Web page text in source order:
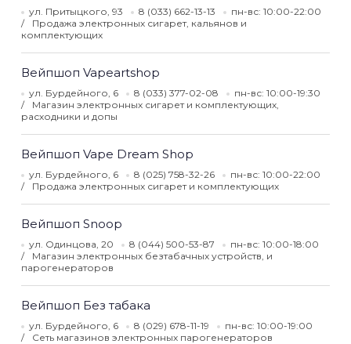
ул. Притыцкого, 93 8 (033) 662-13-13
пн-вс: 10:00-22:00
Продажа электронных сигарет, кальянов и
комплектующих
Вейпшоп Vapeartshop
ул. Бурдейного, 6 8 (033) 377-02-08
пн-вс: 10:00-19:30
Магазин электронных сигарет и комплектующих,
расходники и допы
Вейпшоп Vape Dream Shop
ул. Бурдейного, 6 8 (025) 758-32-26
пн-вс: 10:00-22:00
Продажа электронных сигарет и комплектующих
Вейпшоп Snoop
ул. Одинцова, 20 8 (044) 500-53-87
пн-вс: 10:00-18:00
Магазин электронных безтабачных устройств, и
парогенераторов
Вейпшоп Без табака
ул. Бурдейного, 6 8 (029) 678-11-19
пн-вс: 10:00-19:00
Сеть магазинов электронных парогенераторов